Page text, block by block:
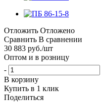
Отложить Отложено
Сравнить В сравнении
30 883 руб./шт
Оптом и в розницу
-
В корзину
Купить в 1 клик
Поделиться